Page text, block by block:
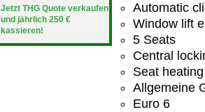
Jetzt THG Quote verkaufen
und jährlich 250 €
kassieren!
Automatic
Window lift
5 Seats
Central
Seat
Allgemeine
Euro 6